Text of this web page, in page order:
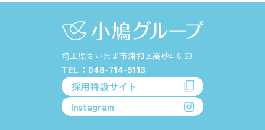
埼玉県さいたま市浦和区高砂4-8-23
TEL：048-714-5113
採用特設サイト
Instagram